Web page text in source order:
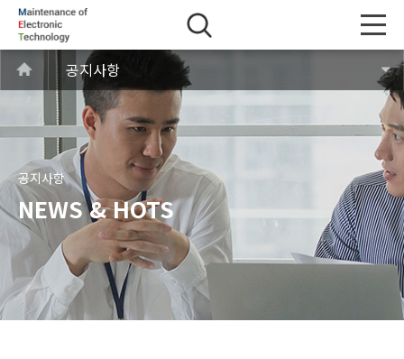
공지사항
공지사항
NEWS & HOTS